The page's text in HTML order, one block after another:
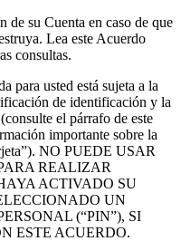
de su Cuenta en caso de que
Lea este Acuerdo
consultas.
para usted está sujeta a la
de identificación y la
el párrafo de este
importante sobre la
NO PUEDE USAR
REALIZAR
ACTIVADO SU
UN
(“PIN”), SI
ESTE ACUERDO.